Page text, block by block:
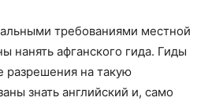
требованиями местной
нанять афганского гида. Гиды
разрешения на такую
знать английский и, само